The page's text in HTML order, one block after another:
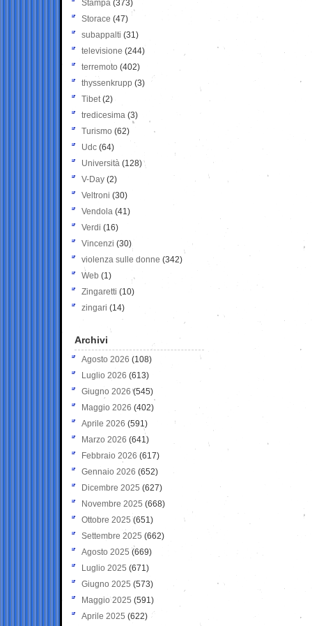
Stampa (373)
Storace (47)
subappalti (31)
televisione(244)
terremoto (402)
thyssenkrupp (3)
Tibet(2)
tredicesima (3)
Turismo (62)
Udc (64)
Università (128)
V-Day (2)
Veltroni (30)
Vendola (41)
Verdi (16)
Vincenzi (30)
violenza sulle donne (342)
Web (1)
Zingaretti (10)
zingari (14)
Archivi
Agosto 2026 (108)
Luglio 2026 (613)
Giugno 2026 (545)
Maggio 2026 (402)
Aprile 2026 (591)
Marzo 2026 (641)
Febbraio 2026 (617)
Gennaio 2026 (652)
Dicembre 2025 (627)
Novembre 2025 (668)
Ottobre 2025 (651)
Settembre 2025 (662)
Agosto 2025 (669)
Luglio 2025 (671)
Giugno 2025 (573)
Maggio 2025 (591)
Aprile 2025 (622)